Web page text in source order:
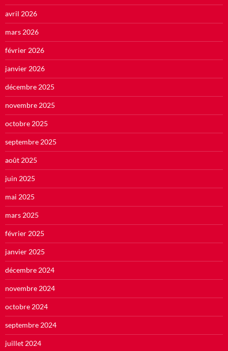
avril 2026
mars 2026
février 2026
janvier 2026
décembre 2025
novembre 2025
octobre 2025
septembre 2025
août 2025
juin 2025
mai 2025
mars 2025
février 2025
janvier 2025
décembre 2024
novembre 2024
octobre 2024
septembre 2024
juillet 2024